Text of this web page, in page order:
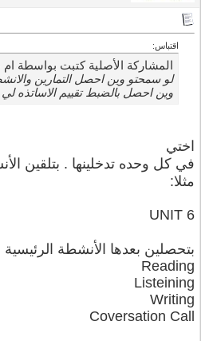
اقتباس:
المشاركة الأصلية كتبت بواسطة ام
لو سمحتو وين احصل التمارين والانشط
وين احصل بالضبط تقييم الاساتذه لي
اختي
في كل وحده تدخلينها . بتلقين
مثلا:
UNIT 6
بتحصلين بعدها الأنشطة الرئيسية
Reading
Listeining
Writing
Coversation Call